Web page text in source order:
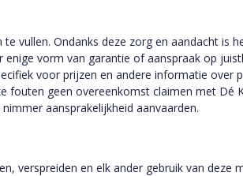
vullen. Ondanks deze zorg en aandacht is
vorm van garantie of aanspraak op
voor prijzen en andere informatie over
fouten geen overeenkomst claimen met Dé
aansprakelijkheid aanvaarden.
verspreiden en elk ander gebruik van deze